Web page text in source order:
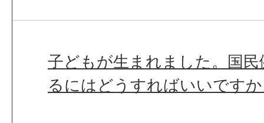
子どもが生まれました。国
るにはどうすればいいです